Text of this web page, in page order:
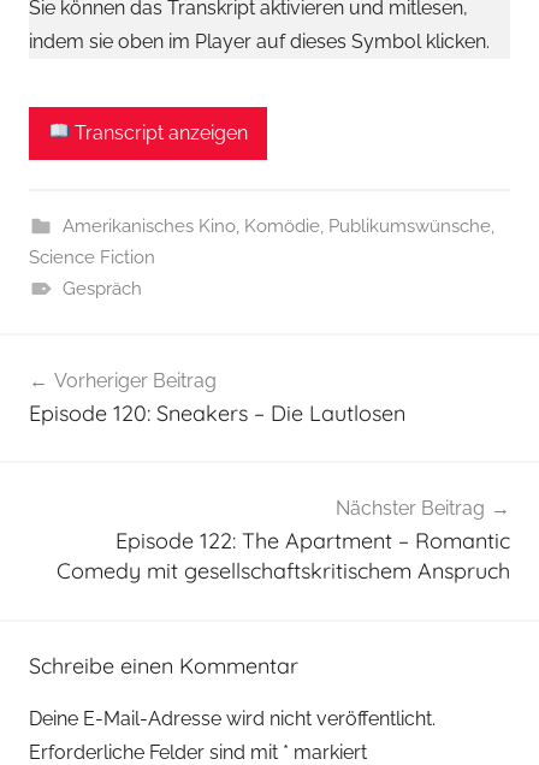
Sie können das Transkript aktivieren und mitlesen,
indem sie oben im Player auf dieses Symbol klicken.
Transcript anzeigen
Amerikanisches Kino, Komödie, Publikumswünsche,
Science Fiction
Gespräch
Vorheriger Beitrag
Episode 120: Sneakers – Die Lautlosen
Nächster Beitrag
Episode 122: The Apartment – Romantic
Comedy mit gesellschaftskritischem Anspruch
Schreibe einen Kommentar
Deine E-Mail-Adresse wird nicht veröffentlicht.
Erforderliche Felder sind mit * markiert